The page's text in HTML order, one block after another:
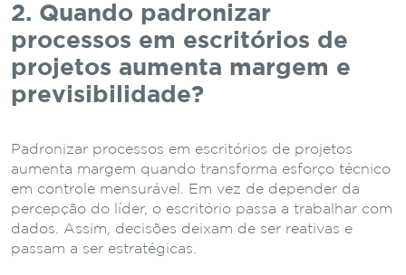
2. Quando padronizar
processos em escritórios de
projetos aumenta margem e
previsibilidade?
Padronizar processos em escritórios de projetos
aumenta margem quando transforma esforço técnico
em controle mensurável. Em vez de depender da
percepção do líder, o escritório passa a trabalhar com
dados. Assim, decisões deixam de ser reativas e
passam a ser estratégicas.